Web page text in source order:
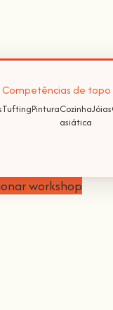
Competências de topo
TuftingPinturaCozinha
asiática
Jóias
workshop